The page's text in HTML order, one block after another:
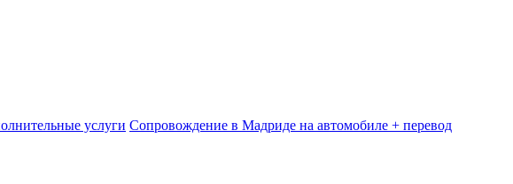
услуги Сопровождение в Мадриде на автомобиле + перевод